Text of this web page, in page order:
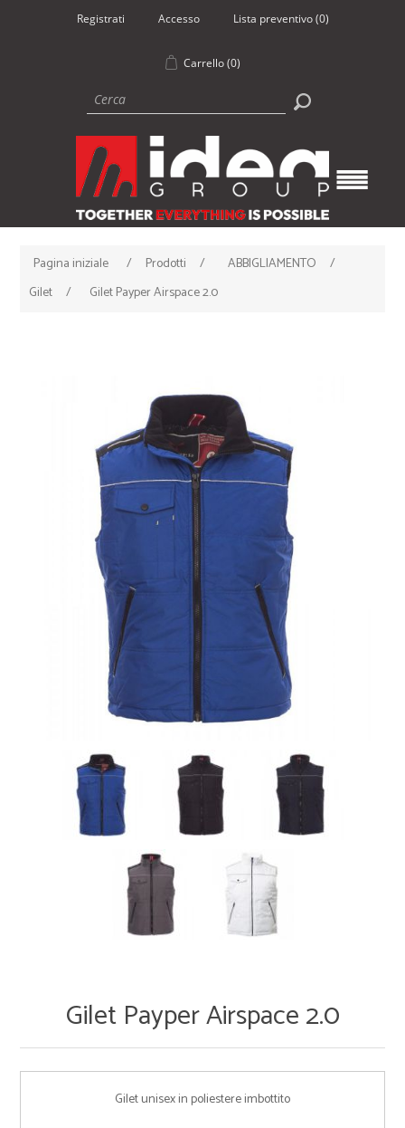
Registrati Accesso Lista preventivo (0)
Carrello (0)
Pagina iniziale / Prodotti / ABBIGLIAMENTO
/
Gilet
/ Gilet Payper Airspace 2.0
Gilet Payper Airspace 2.0
Gilet unisex in poliestere imbottito